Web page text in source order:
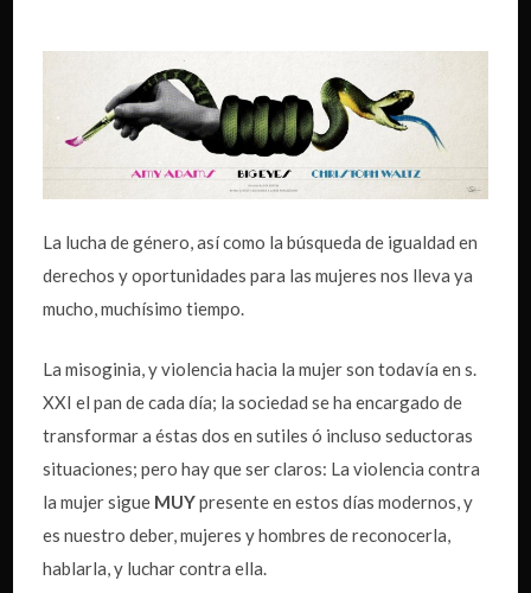
La lucha de género, así como la búsqueda de igualdad en
derechos y oportunidades para las mujeres nos lleva ya
mucho, muchísimo tiempo.
La misoginia, y violencia hacia la mujer son todavía en s.
XXI el pan de cada día; la sociedad se ha encargado de
transformar a éstas dos en sutiles ó incluso seductoras
situaciones; pero hay que ser claros: La violencia contra
la mujer sigue MUYpresente en estos días modernos, y
es nuestro deber, mujeres y hombres de reconocerla,
hablarla, y luchar contra ella.